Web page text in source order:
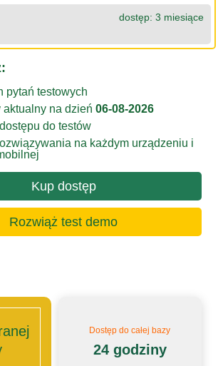
dostęp: 3 miesiące
pytań testowych
aktualny na dzień 06-08-2026
dostępu do testów
na każdym urządzeniu i
Kup dostęp
Rozwiąż test demo
Dostęp do całej bazy
24 godziny